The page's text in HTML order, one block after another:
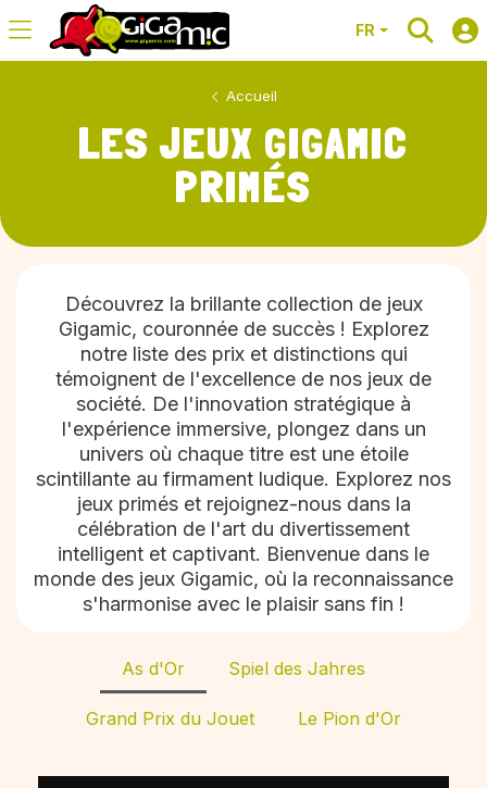
FR
Accueil
LES JEUX GIGAMIC
PRIMÉS
Découvrez la brillante collection de jeux
Gigamic, couronnée de succès ! Explorez
notre liste des prix et distinctions qui
témoignent de l'excellence de nos jeux de
société. De l'innovation stratégique à
l'expérience immersive, plongez dans un
univers où chaque titre est une étoile
scintillante au firmament ludique. Explorez nos
jeux primés et rejoignez-nous dans la
célébration de l'art du divertissement
intelligent et captivant. Bienvenue dans le
monde des jeux Gigamic, où la reconnaissance
s'harmonise avec le plaisir sans fin !
As d'Or Spiel des Jahres
Grand Prix du Jouet Le Pion d'Or